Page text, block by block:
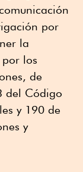
por
la
los
de
del Código
y 190 de
y